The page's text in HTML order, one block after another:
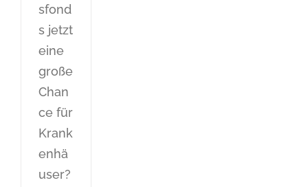
sfond
s jetzt
eine
große
Chan
ce für
Krank
enhä
user?